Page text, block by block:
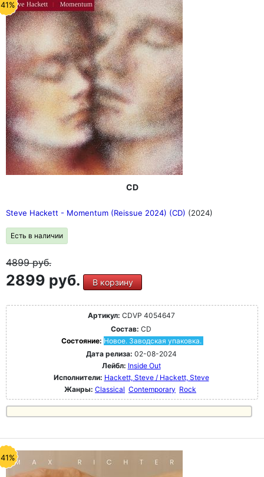
CD
Steve Hackett - Momentum (Reissue 2024) (CD) (2024)
Есть в наличии
4899руб.
2899 руб. В корзину
Артикул: CDVP 4054647
Состав: CD
Состояние: Новое. Заводская упаковка.
Дата релиза: 02-08-2024
Лейбл: Inside Out
Исполнители: Hackett, Steve / Hackett, Steve
Жанры: Classical Contemporary Rock